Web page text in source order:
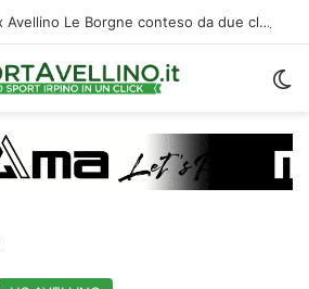
Calciomercato, l’ex Avellino Le Borgne conteso da due club cadetti: la situazione